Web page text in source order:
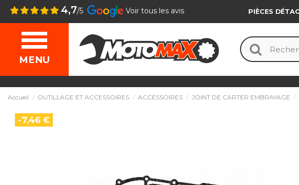
4,7/5 Voir tous les avis PIÈCES
MENU
Accueil OUTILLAGE ET ACCESSOIRES ACCESSOIRES JOINT DE CARTER EMBRAYAGE
-7,46 €